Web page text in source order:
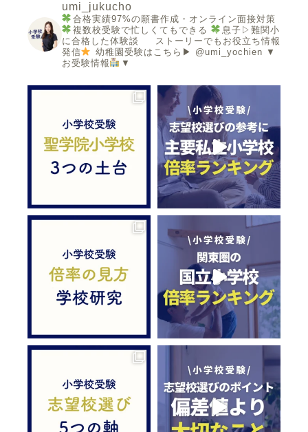
umi_jukucho
合格実績97%の願書作成・オンライン面接対策
複数校受験で忙しくてもできる
息子▷難関小
に合格した体験談
ストーリーでもお役立ち情報
発信
幼稚園受験はこちら▶︎ @umi_yochien ▼
お受験情報
▼